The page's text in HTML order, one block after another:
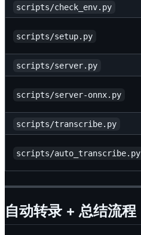
scripts/check_env.py
scripts/setup.py
scripts/server.py
scripts/server-onnx.py
scripts/transcribe.py
scripts/auto_transcribe.py
自动转录 + 总结流程